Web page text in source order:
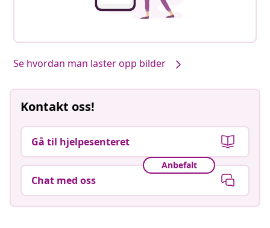
Se hvordan man laster opp bilder
Kontakt oss!
Gå til hjelpesenteret
Anbefalt
Chat med oss